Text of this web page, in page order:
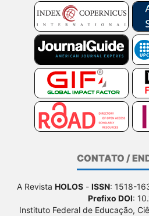
CONTATO /
A Revista HOLOS - ISSN: 1518-
Prefixo DOI:
Instituto Federal de Educação,